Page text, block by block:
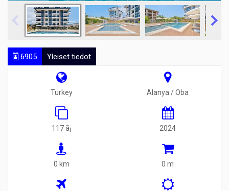
6905 Yleiset tiedot
Turkey Alanya / Oba
117 ã¡ 2024
0 km 0 m